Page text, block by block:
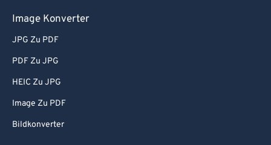
Image Konverter
JPG Zu PDF
PDF Zu JPG
HEIC Zu JPG
Image Zu PDF
Bildkonverter